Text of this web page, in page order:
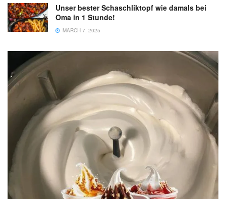
Unser bester Schaschliktopf wie damals bei
Oma in 1 Stunde!
MARCH 7, 2025